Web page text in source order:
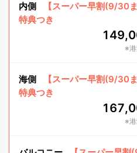
内側
【スーパー早割(9/30
特典つき
※
海側
【スーパー早割(9/30
特典つき
※